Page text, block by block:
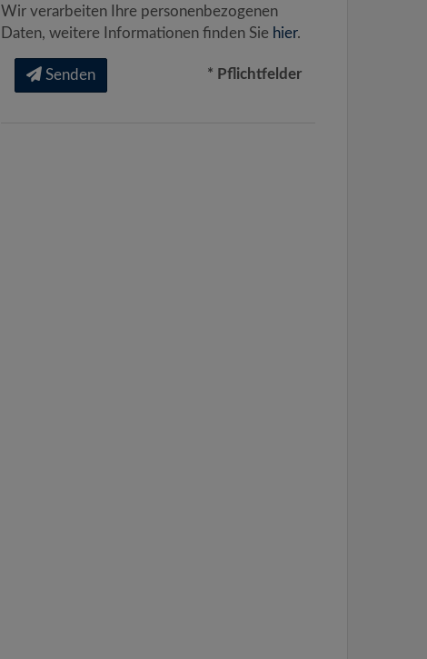
Wir verarbeiten Ihre personenbezogenen
Daten, weitere Informationen finden Sie hier.
Senden * Pflichtfelder